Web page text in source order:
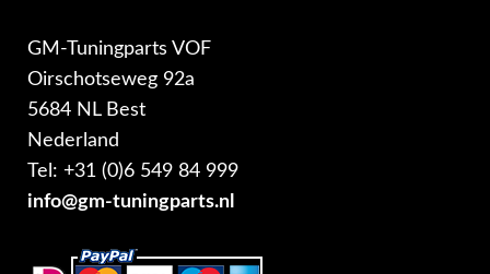
GM-Tuningparts VOF
Oirschotseweg 92a
5684 NL Best
Nederland
Tel: +31 (0)6 549 84 999
info@gm-tuningparts.nl